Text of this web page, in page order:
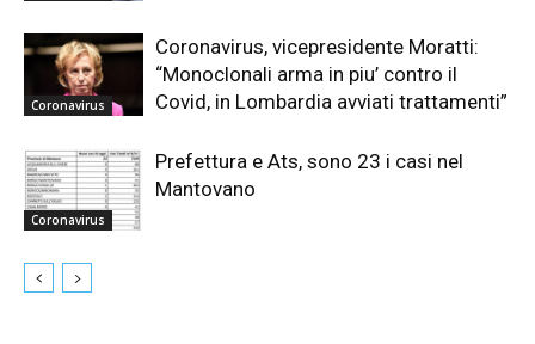
Coronavirus
Coronavirus, vicepresidente Moratti:
“Monoclonali arma in piu’ contro il
Covid, in Lombardia avviati trattamenti”
Coronavirus
Prefettura e Ats, sono 23 i casi nel
Mantovano